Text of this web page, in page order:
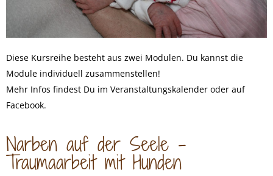
Diese Kursreihe besteht aus zwei Modulen. Du kannst die
Module individuell zusammenstellen!
Mehr Infos findest Du im Veranstaltungskalender oder auf
Facebook.
Narben auf der Seele –
Traumaarbeit mit Hunden